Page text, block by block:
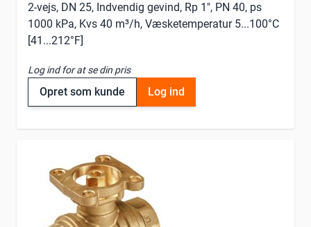
2-vejs, DN 25, Indvendig gevind, Rp 1", PN 40, ps
1000 kPa, Kvs 40 m³/h, Væsketemperatur 5...100°C
[41...212°F]
Log ind for at se din pris
Opret som kunde Log ind